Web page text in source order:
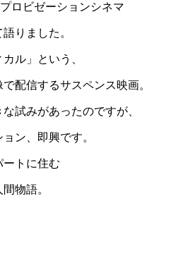
ロビゼーションシネマ
りました。
ル」という、
配信するサスペンス映画。
試みがあったのですが、
ン、即興です。
ートに住む
物語。